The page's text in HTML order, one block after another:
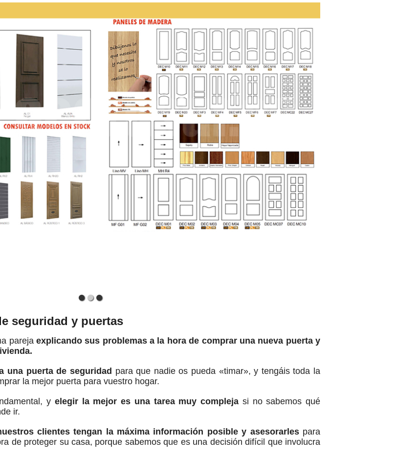
seguridad y puertas
pareja explicando sus problemas a la hora de comprar una nueva puerta y
una puerta de seguridad para que nadie os pueda «timar», y tengáis toda la
la mejor puerta para vuestro hogar.
y elegir la mejor es una tarea muy compleja si no sabemos qué
ir.
clientes tengan la máxima información posible y asesorarlespara
de proteger su casa, porque sabemos que es una decisión difícil que involucra